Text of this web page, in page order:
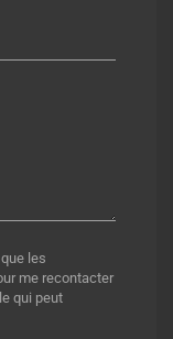
les
me recontacter
qui peut